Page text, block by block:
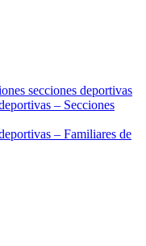
secciones deportivas
– Secciones
– Familiares de